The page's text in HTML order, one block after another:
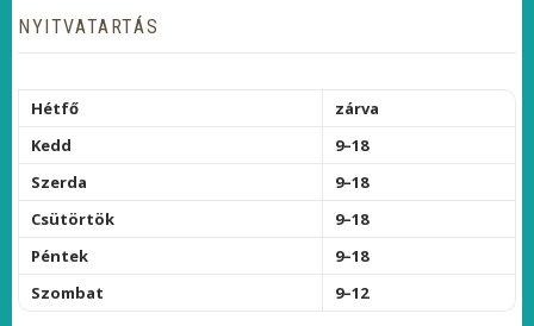
NYITVATARTÁS
Hétfő
zárva
Kedd
9–18
Szerda
9–18
Csütörtök
9–18
Péntek
9–18
Szombat
9–12